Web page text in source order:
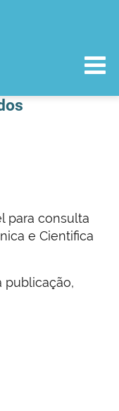
para consulta
e Cientifica
publicação,